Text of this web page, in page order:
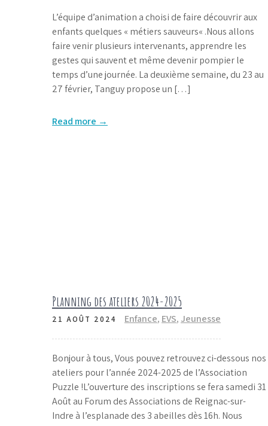
L’équipe d’animation a choisi de faire découvrir aux
enfants quelques « métiers sauveurs« .Nous allons
faire venir plusieurs intervenants, apprendre les
gestes qui sauvent et même devenir pompier le
temps d’une journée. La deuxième semaine, du 23 au
27 février, Tanguy propose un […]
Read more →
Planning des ateliers 2024-2025
21 AOÛT 2024 Enfance, EVS, Jeunesse
Bonjour à tous, Vous pouvez retrouvez ci-dessous nos
ateliers pour l’année 2024-2025 de l’Association
Puzzle !L’ouverture des inscriptions se fera samedi 31
Août au Forum des Associations de Reignac-sur-
Indre à l’esplanade des 3 abeilles dès 16h. Nous